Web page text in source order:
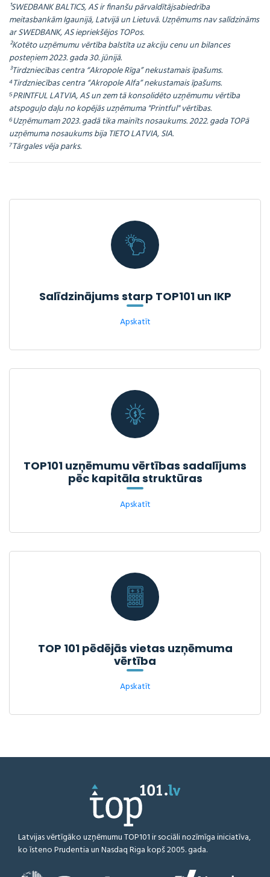
¹SWEDBANK BALTICS, AS ir finanšu pārvaldītājsabiedrība
meitasbankām Igaunijā, Latvijā un Lietuvā. Uzņēmums nav salīdzināms
ar SWEDBANK, AS iepriekšējos TOPos.
²Kotēto uzņēmumu vērtība balstīta uz akciju cenu un bilances
posteņiem 2023. gada 30. jūnijā.
³Tirdzniecības centra “Akropole Rīga” nekustamais īpašums.
⁴Tirdzniecības centra “Akropole Alfa” nekustamais īpašums.
⁵PRINTFUL LATVIA, AS un zem tā konsolidēto uzņēmumu vērtība
atspoguļo daļu no kopējās uzņēmuma "Printful" vērtības.
⁶Uzņēmumam 2023. gadā tika mainīts nosaukums. 2022. gada TOPā
uzņēmuma nosaukums bija TIETO LATVIA, SIA.
⁷Tārgales vēja parks.
Salīdzinājums starp TOP101 un IKP
Apskatīt
TOP101 uzņēmumu vērtības sadalījums
pēc kapitāla struktūras
Apskatīt
TOP 101 pēdējās vietas uzņēmuma
vērtība
Apskatīt
Latvijas vērtīgāko uzņēmumu TOP101 ir sociāli nozīmīga iniciatīva,
ko īsteno Prudentia un Nasdaq Riga kopš 2005. gada.